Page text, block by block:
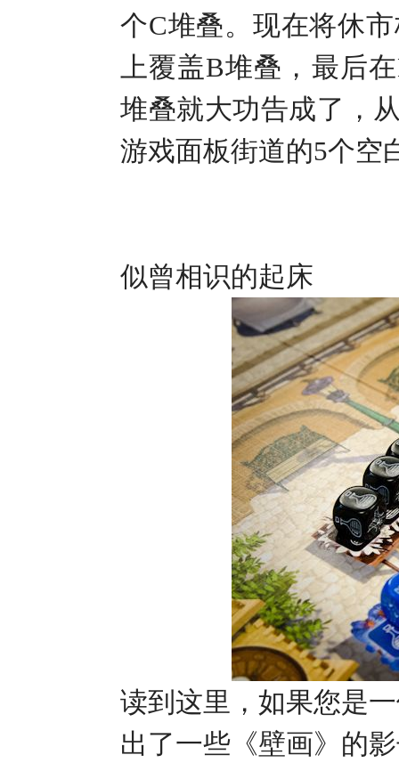
个C堆叠。现在将休
上覆盖B堆叠，最后在
堆叠就大功告成了，
游戏面板街道的5个空
似曾相识的起床
读到这里，如果您是
出了一些《壁画》的